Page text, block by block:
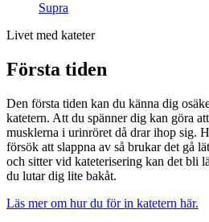
Supra
Livet med kateter
Första tiden
Den första tiden kan du känna dig
katetern. Att du spänner dig kan göra
musklerna i urinröret då drar ihop sig.
försök att slappna av så brukar det gå
och sitter vid kateterisering kan det bli
du lutar dig lite bakåt.
Läs mer om hur du för in katetern här.